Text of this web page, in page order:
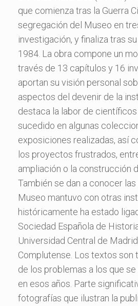
que comienza tras la Guerra
segregación del Museo en
investigación, y finaliza tras
1984. La obra compone un
través de 13 capítulos y 16
aportan su visión personal
aspectos del devenir de la
destaca la labor de
sucedido en algunas
exposiciones realizadas, así
los proyectos frustrados,
ampliación o la construcción
También se dan a conocer
Museo mantuvo con otras
históricamente ha estado
Sociedad Española de
Universidad Central de
Complutense. Los textos son
de los problemas a los que
en esos años. Parte
fotografías que ilustran la